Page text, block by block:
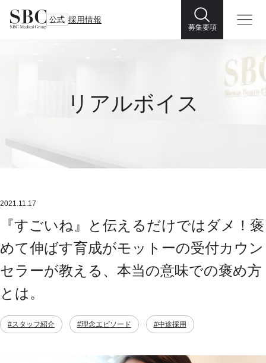
公式 採用情報
募集要項
リアルボイス
2021.11.17
『すごいね』と伝えるだけではダメ！褒
めて伸ばす育成がモットーの受付カウン
セラーが教える、本当の意味での褒め方
とは。
#スタッフ紹介 #理念エピソード #中途採用